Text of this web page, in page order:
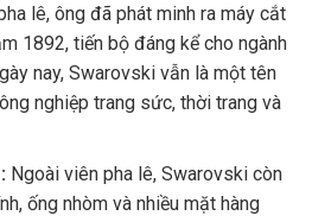
lê, ông đã phát minh ra máy cắt
1892, tiến bộ đáng kể cho ngành
nay, Swarovski vẫn là một tên
nghiệp trang sức, thời trang và
Ngoài viên pha lê, Swarovski còn
ống nhòm và nhiều mặt hàng